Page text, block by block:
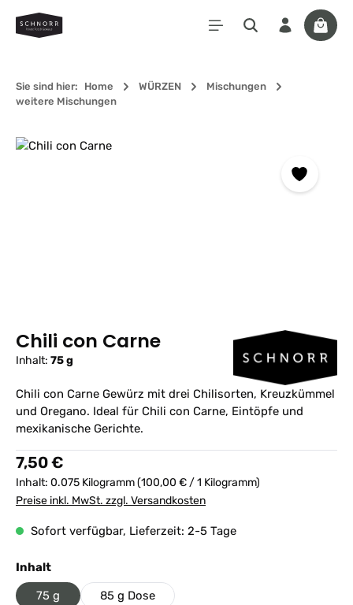
Zum Hauptinhalt springen
Sie sind hier: Home WÜRZEN
Mischungen
weitere Mischungen
Bildergalerie überspringen
Chili con Carne
Inhalt: 75 g
Chili con Carne Gewürz mit drei Chilisorten, Kreuzkümmel
und Oregano. Ideal für Chili con Carne, Eintöpfe und
mexikanische Gerichte.
Regulärer Preis:
7,50 €
Inhalt: 0.075 Kilogramm(100,00 € / 1 Kilogramm)
Preise inkl. MwSt. zzgl. Versandkosten
Sofort verfügbar, Lieferzeit: 2-5 Tage
Inhaltauswählen
75 g 85 g Dose